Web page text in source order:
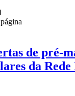
de pré-
da